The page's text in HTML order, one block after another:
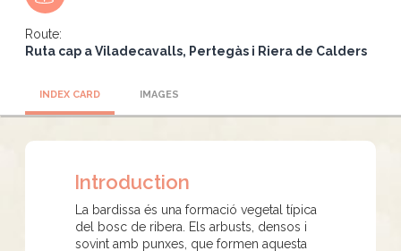
Route:
Ruta cap a Viladecavalls, Pertegàs i Riera de Calders
INDEX CARD IMAGES
Introduction
La bardissa és una formació vegetal típica
del bosc de ribera. Els arbusts, densos i
sovint amb punxes, que formen aquesta